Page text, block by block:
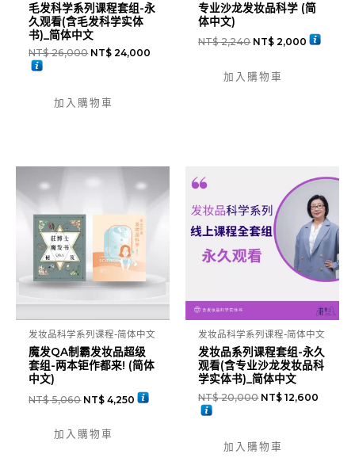
毛发科学系列课程套组-永
久观看(含毛发科学实体
书)_简体中文
NT$26,000 NT$ 24,000
加入購物車
专业沙龙发妆品科学 (简
体中文)
NT$2,240 NT$ 2,000
加入購物車
发妆品科学系列课程-简体中文
魔发QA制霸发妆品超级
套组-两本钜作都来! (简体
中文)
NT$5,060 NT$ 4,250
加入購物車
发妆品科学系列课程-简体中文
发妆品系列课程套组-永久
观看(含专业沙龙发妆品科
学实体书)_简体中文
NT$20,000 NT$ 12,600
加入購物車